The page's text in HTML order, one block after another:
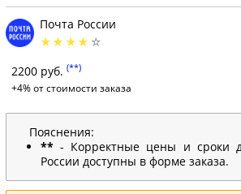
Почта России
2200 руб. (**)
+4% от стоимости заказа
Пояснения:
** - Корректные цены и сроки
России доступны в форме заказа.